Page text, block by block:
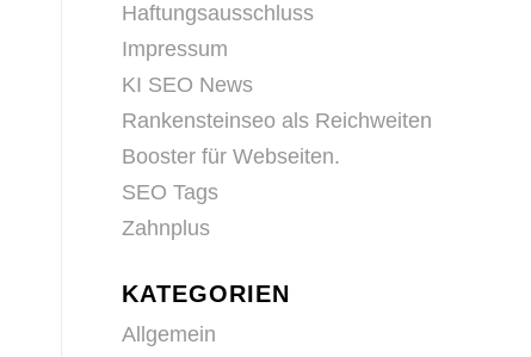
Haftungsausschluss
Impressum
KI SEO News
Rankensteinseo als Reichweiten
Booster für Webseiten.
SEO Tags
Zahnplus
KATEGORIEN
Allgemein